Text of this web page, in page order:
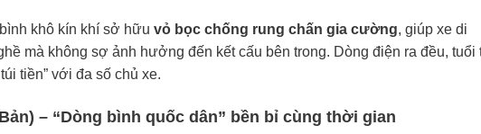
khô kín khí sở hữu vỏ bọc chống rung chấn gia cường, giúp xe di
mà không sợ ảnh hưởng đến kết cấu bên trong. Dòng điện ra đều, tuổi
tiền” với đa số chủ xe.
– “Dòng bình quốc dân” bền bỉ cùng thời gian